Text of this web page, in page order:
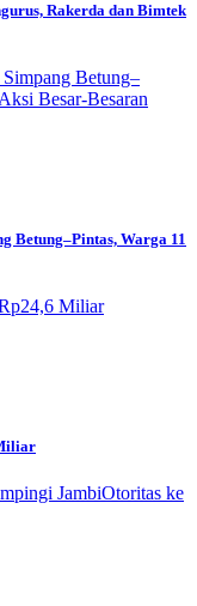
Rakerda dan Bimtek
Betung–Pintas, Warga 11